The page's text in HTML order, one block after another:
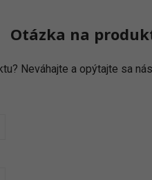
Otázka na
Neváhajte a opýtajte sa